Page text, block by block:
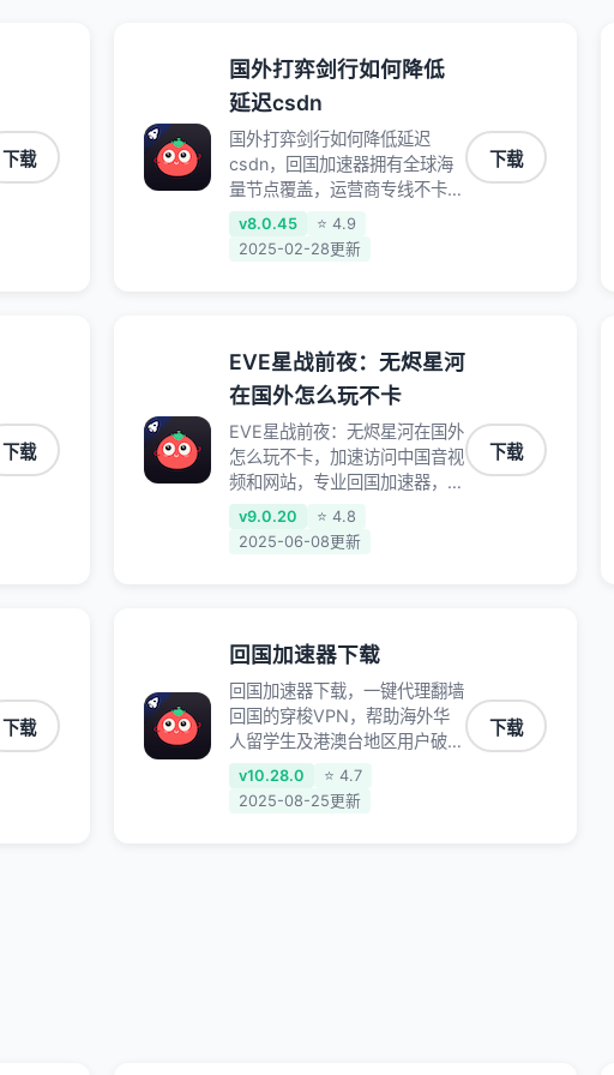
下载
国外打弈剑行如何降低
延迟csdn
国外打弈剑行如何降低延迟
csdn，回国加速器拥有全球海
量节点覆盖，运营商专线不卡顿
超稳定，专为海外华人和留学生
打造，帮助海外华人免除地域限
v8.0.45
⭐ 4.9
2025-02-28更新
下载
下载
EVE星战前夜：无烬星河
在国外怎么玩不卡
EVE星战前夜：无烬星河在国外
怎么玩不卡，加速访问中国音视
频和网站，专业回国加速器，帮
你加速访问优酷、bilibili、腾讯
视频、爱奇艺等，加速国服游
一个伊甸园等国内各种服务,回
国加速器致力于帮助海外华人和
留学生、港澳台地区用户提供最
好的回国游戏和音乐视频加速服
务，可以在海外或港澳台地区流
畅加速国服游戏和音视频服务，
提供专业稳定的全球回国线路和
v9.0.20
⭐ 4.8
2025-06-08更新
下载
下载
回国加速器下载
回国加速器下载，一键代理翻墙
回国的穿梭VPN，帮助海外华
人留学生及港澳台地区用户破除
地区版权限制问题，一键降低游
戏延迟，加速访问中国网站、游
v10.28.0
⭐ 4.7
2025-08-25更新
下载